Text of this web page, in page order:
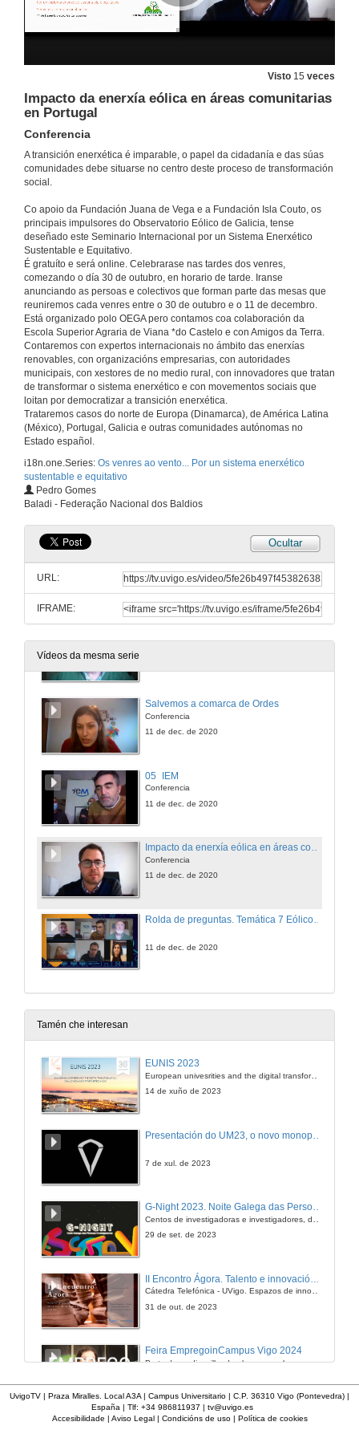
Visto 15 veces
Impacto da enerxía eólica en áreas comunitarias
en Portugal
Conferencia
A transición enerxética é imparable, o papel da cidadanía e das súas
comunidades debe situarse no centro deste proceso de transformación
social.
Co apoio da Fundación Juana de Vega e a Fundación Isla Couto, os
principais impulsores do Observatorio Eólico de Galicia, tense
deseñado este Seminario Internacional por un Sistema Enerxético
Sustentable e Equitativo.
É gratuíto e será online. Celebrarase nas tardes dos venres,
comezando o día 30 de outubro, en horario de tarde. Iranse
anunciando as persoas e colectivos que forman parte das mesas que
reuniremos cada venres entre o 30 de outubro e o 11 de decembro.
Está organizado polo OEGA pero contamos coa colaboración da
Escola Superior Agraria de Viana *do Castelo e con Amigos da Terra.
Contaremos con expertos internacionais no ámbito das enerxías
renovables, con organizacións empresarias, con autoridades
municipais, con xestores de no medio rural, con innovadores que tratan
de transformar o sistema enerxético e con movementos sociais que
loitan por democratizar a transición enerxética.
Trataremos casos do norte de Europa (Dinamarca), de América Latina
(México), Portugal, Galicia e outras comunidades autónomas no
Estado español.
i18n.one.Series: Os venres ao vento... Por un sistema enerxético
sustentable e equitativo
Pedro Gomes
Baladi - Federação Nacional dos Baldios
Ocultar
URL:
IFRAME:
Vídeos da mesma serie
4 de dec. de 2020
4 de dec. de 2020
Conferencia
4 de dec. de 2020
M.V.V.M-C. de Carballo Friol - Lugo
Conferencia
4 de dec. de 2020
Intervención de Noemí García Saavedra
Conferencia
4 de dec. de 2020
Rolda de preguntas. Baldios, Comunidades de Montes veciñais e enerxías renovábeis: Portugal e Galiza
11 de dec. de 2020
Salvemos a comarca de Ordes
Conferencia
11 de dec. de 2020
05_IEM
Conferencia
11 de dec. de 2020
Impacto da enerxía eólica en áreas comunitarias en Portugal
Conferencia
11 de dec. de 2020
11 de dec. de 2020
Tamén che interesan
EUNIS 2023
European univesrities and the digital transformation: challenges and opportunities ahead
14 de xuño de 2023
7 de xul. de 2023
G-Night 2023. Noite Galega das Persoas Investigadoras. Conciencias creativas
29 de set. de 2023
Cátedra Telefónica - UVigo. Espazos de innovación
31 de out. de 2023
Feira EmpregoinCampus Vigo 2024
Preto de medio millar de alumnas e alumnos buscan coñecer máis de preto as oportunidades que lles achegan as arredor de medio cento de empresas que participan na edición viguesa da feira. Xunto coa visita aos stands, durante a feria desenvólvense varias actividades complementarias, como obradoiros, conversas, mesas redondas ou o pasaporte de empregabilidade, un espazo no que poderán recibir asesoramento sobre o seu CV.
UvigoTV | Praza Miralles. Local A3A | Campus Universitario | C.P. 36310 Vigo (Pontevedra) |
España | Tlf: +34 986811937 | tv@uvigo.es
Accesibilidade | Aviso Legal| Condicións de uso| Política de cookies